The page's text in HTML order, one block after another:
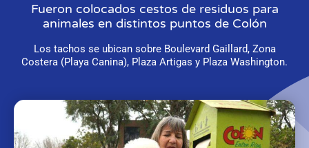
Fueron colocados cestos de residuos para
animales en distintos puntos de Colón
Los tachos se ubican sobre Boulevard Gaillard, Zona
Costera (Playa Canina), Plaza Artigas y Plaza Washington.